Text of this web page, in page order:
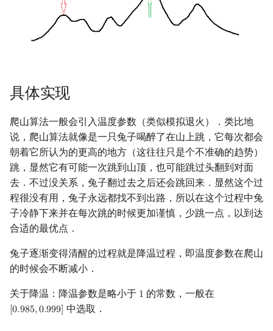
其它 DP 方法
Lyndon 分解
Main–Lorentz 算法
同余方程
高次剩余 & 单位根
数论分块
狄利克雷卷积
杜教筛
指数生成函数
序理论
杨氏矩阵
拟阵
Berlekamp–Massey 算法
动态树
析合树
PQ 树
手指树
霍夫曼树
平面图
弦图
图的着色
网络流
图的匹配
矩阵树定理
具体实现
爬山算法一般会引入温度参数（类似模拟退火）．类比地
说，爬山算法就像是一只兔子喝醉了在山上跳，它每次都会
朝着它所认为的更高的地方（这往往只是个不准确的趋势）
跳，显然它有可能一次跳到山顶，也可能跳过头翻到对面
去．不过没关系，兔子翻过去之后还会跳回来．显然这个过
程很没有用，兔子永远都找不到出路，所以在这个过程中兔
子冷静下来并在每次跳的时候更加谨慎，少跳一点，以到达
合适的最优点．
兔子逐渐变得清醒的过程就是降温过程，即温度参数在爬山
的时候会不断减小．
关于降温：降温参数是略小于 1
1 的常数，一般在
[0.985,0.999]
[0.985,0.999] 中选取．